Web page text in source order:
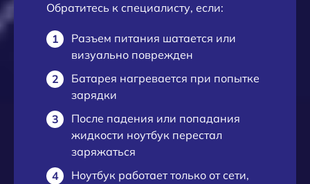
Обратитесь к специалисту, если:
Разъем питания шатается или
визуально поврежден
Батарея нагревается при попытке
зарядки
После падения или попадания
жидкости ноутбук перестал
заряжаться
Ноутбук работает только от сети,